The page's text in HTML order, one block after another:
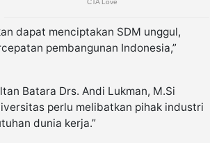
dapat menciptakan SDM unggul,
pembangunan Indonesia,”
Batara Drs. Andi Lukman, M.Si
perlu melibatkan pihak industri
dunia kerja.”